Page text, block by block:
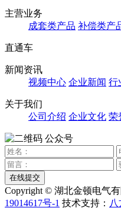
主营业务
成套类产品 补偿类产
直通车
新闻资讯
视频中心 企业新闻 行
关于我们
公司介绍 企业文化 荣
公众号
在线提交
Copyright © 湖北金顿电气
19014617号-1 技术支持：